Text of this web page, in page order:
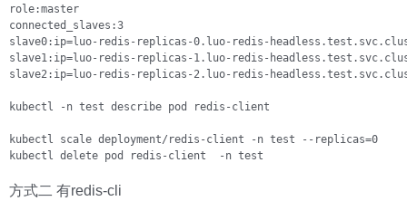
role:master
connected_slaves:3
slave0:ip=luo-redis-replicas-0.luo-redis-
slave1:ip=luo-redis-replicas-1.luo-redis-
slave2:ip=luo-redis-replicas-2.luo-redis-
kubectl -n test describe pod redis-client
kubectl scale deployment/redis-client -n test --replicas=0
kubectl delete pod redis-client  -n test
方式二 有redis-cli